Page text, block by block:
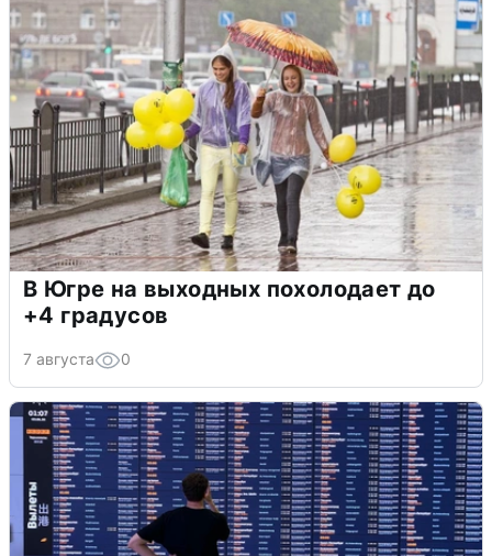
В Югре на выходных похолодает до
+4 градусов
7 августа 0